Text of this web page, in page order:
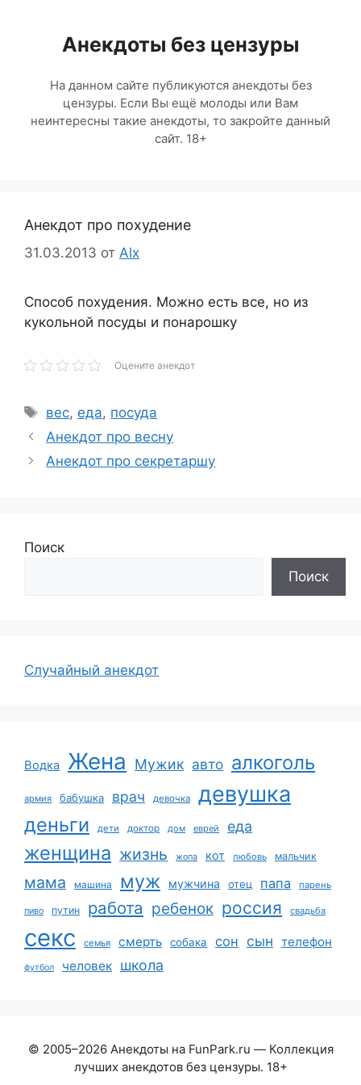
содержимомуАнекдоты без цензуры
На данном сайте публикуются анекдоты без
цензуры. Если Вы ещё молоды или Вам
неинтересны такие анекдоты, то закройте данный
сайт. 18+
Анекдот про похудение
31.03.2013 от Alx
Cпособ похудения. Можно есть все, но из
кукольной посуды и понарошку
Оцените анекдот
Метки
вес, еда, посуда
Анекдот про весну
Анекдот про секретаршу
Поиск
Поиск
Случайный анекдот
Водка Жена Мужик авто алкоголь
армия бабушка врач девочка девушка
деньги дети доктор дом еврей еда
женщина жизнь жопа кот любовь мальчик
мама машина муж мужчина отец папа парень
пиво путин работа ребенок россия свадьба
секс семья смерть собака сон сын телефон
футбол человек школа
© 2005–2026 Анекдоты на FunPark.ru — Коллекция
лучших анекдотов без цензуры. 18+